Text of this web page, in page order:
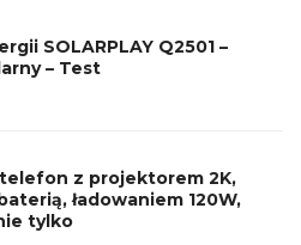
SOLARPLAY Q2501 –
– Test
z projektorem 2K,
ładowaniem 120W,
tylko